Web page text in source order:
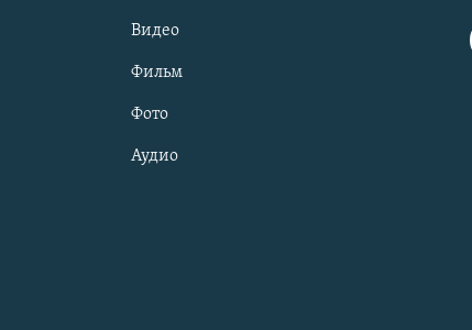
Видео
Фильм
Фото
Аудио